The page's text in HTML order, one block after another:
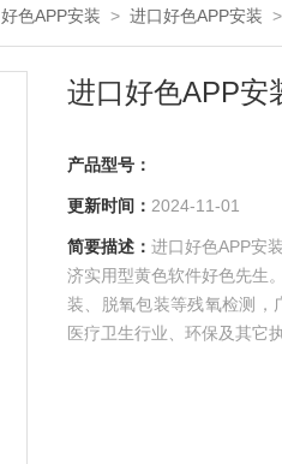
好色APP安装 > 进口好色APP安装
进口好色APP安
产品型号：
更新时间： 2024-11-01
简要描述： 进口好色APP安
济实用型黄色软件好色先生
装、脱氧包装等残氧检测，
医疗卫生行业、环保及其它执